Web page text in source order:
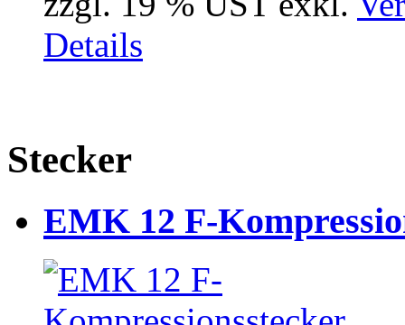
Details
Stecker
EMK 12 F-